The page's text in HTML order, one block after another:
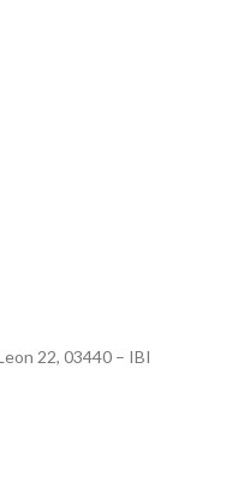
22, 03440 – IBI